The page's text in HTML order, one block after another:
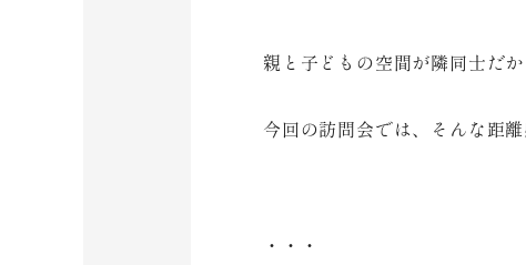
親と子どもの空間が隣同士だ
今回の訪問会では、そんな距
・・・